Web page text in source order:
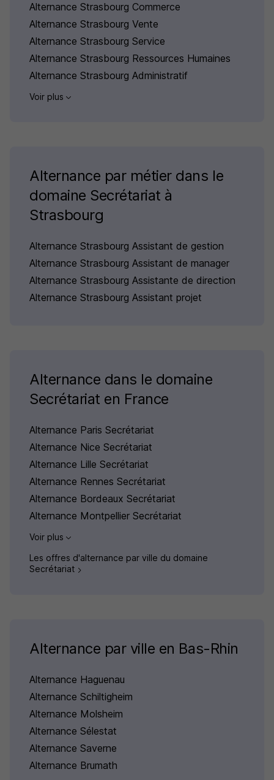
Alternance Strasbourg Commerce
Alternance Strasbourg Vente
Alternance Strasbourg Service
Alternance Strasbourg Ressources Humaines
Alternance Strasbourg Administratif
Voir plus
Alternance par métier dans le
domaine Secrétariat à
Strasbourg
Alternance Strasbourg Assistant de gestion
Alternance Strasbourg Assistant de manager
Alternance Strasbourg Assistante de direction
Alternance Strasbourg Assistant projet
Alternance dans le domaine
Secrétariat en France
Alternance Paris Secrétariat
Alternance Nice Secrétariat
Alternance Lille Secrétariat
Alternance Rennes Secrétariat
Alternance Bordeaux Secrétariat
Alternance Montpellier Secrétariat
Voir plus
Les offres d'alternance par ville du domaine
Secrétariat
Alternance par ville en Bas-Rhin
Alternance Haguenau
Alternance Schiltigheim
Alternance Molsheim
Alternance Sélestat
Alternance Saverne
Alternance Brumath